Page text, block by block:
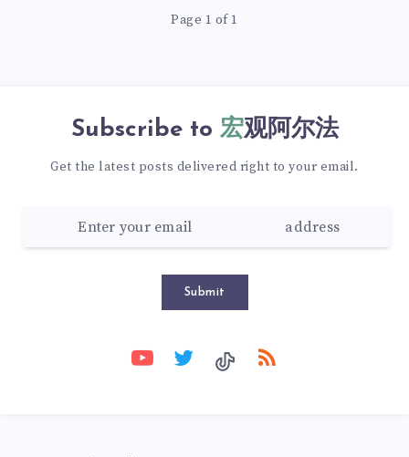
Page 1 of 1
Subscribe to 宏观阿尔法
Get the latest posts delivered right to your email.
Submit